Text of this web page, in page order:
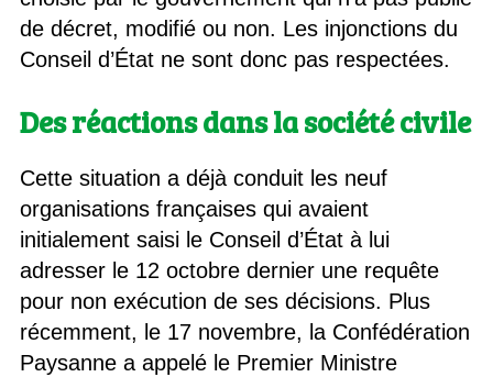
de décret, modifié ou non. Les injonctions du
Conseil d’État ne sont donc pas respectées.
Des réactions dans la société civile
Cette situation a déjà conduit les neuf
organisations françaises qui avaient
initialement saisi le Conseil d’État à lui
adresser le 12 octobre dernier une requête
pour non exécution de ses décisions. Plus
récemment, le 17 novembre, la Confédération
Paysanne a appelé le Premier Ministre